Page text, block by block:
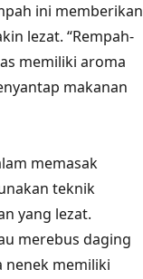
ini memberikan
lezat. “Rempah-
memiliki aroma
makanan
memasak
teknik
yang lezat.
merebus daging
nenek memiliki